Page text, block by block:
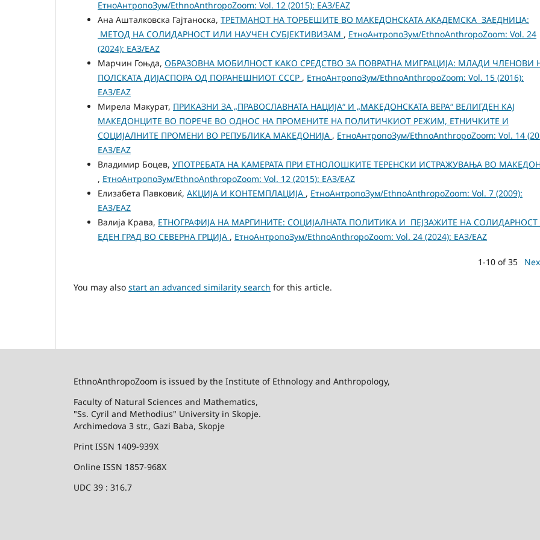
ЕтноАнтропоЗум/EthnoAnthropoZoom: Vol. 12 (2015): ЕАЗ/EAZ
Ана Ашталковска Гајтаноска, ТРЕТМАНОТ НА ТОРБЕШИТЕ ВО МАКЕДОНСКАТА АКАДЕМСКА ЗАЕДНИЦА:
МЕТОД НА СОЛИДАРНОСТ ИЛИ НАУЧЕН СУБЈЕКТИВИЗАМ , ЕтноАнтропоЗум/EthnoAnthropoZoom: Vol. 24
(2024): ЕАЗ/EAZ
Марчин Гоњда, ОБРАЗОВНА МОБИЛНОСТ КАКО СРЕДСТВО ЗА ПОВРАТНА МИГРАЦИЈА: МЛАДИ ЧЛЕНОВИ
ПОЛСКАТА ДИЈАСПОРА ОД ПОРАНЕШНИОТ СССР , ЕтноАнтропоЗум/EthnoAnthropoZoom: Vol. 15 (2016):
ЕАЗ/EAZ
Мирела Макурат, ПРИКАЗНИ ЗА „ПРАВОСЛАВНАТА НАЦИЈА“ И „МАКЕДОНСКАТА ВЕРА“ ВЕЛИГДЕН КАЈ
МАКЕДОНЦИТЕ ВО ПОРЕЧЕ ВО ОДНОС НА ПРОМЕНИТЕ НА ПОЛИТИЧКИОТ РЕЖИМ, ЕТНИЧКИТЕ И
СОЦИЈАЛНИТЕ ПРОМЕНИ ВО РЕПУБЛИКА МАКЕДОНИЈА , ЕтноАнтропоЗум/EthnoAnthropoZoom: Vol. 14
ЕАЗ/EAZ
Владимир Боцев, УПОТРЕБАТА НА КАМЕРАТА ПРИ ЕТНОЛОШКИТЕ ТЕРЕНСКИ ИСТРАЖУВАЊА ВО
, ЕтноАнтропоЗум/EthnoAnthropoZoom: Vol. 12 (2015): ЕАЗ/EAZ
Елизабета Павковиќ, АКЦИЈА И КОНТЕМПЛАЦИЈА , ЕтноАнтропоЗум/EthnoAnthropoZoom: Vol. 7 (2009):
ЕАЗ/EAZ
Валија Крава, ЕТНОГРАФИЈА НА МАРГИНИТЕ: СОЦИЈАЛНАТА ПОЛИТИКА И ПЕЈЗАЖИТЕ НА СОЛИДАРНОСТ
ЕДЕН ГРАД ВО СЕВЕРНА ГРЦИЈА , ЕтноАнтропоЗум/EthnoAnthropoZoom: Vol. 24 (2024): ЕАЗ/EAZ
1-10 of 35
You may also start an advanced similarity search for this article.
EthnoAnthropoZoom is issued by the Institute of Ethnology and Anthropology,
Faculty of Natural Sciences and Mathematics,
"Ss. Cyril and Methodius" University in Skopje.
Archimedova 3 str., Gazi Baba, Skopje
Print ISSN 1409-939X
Online ISSN 1857-968X
UDC 39 : 316.7